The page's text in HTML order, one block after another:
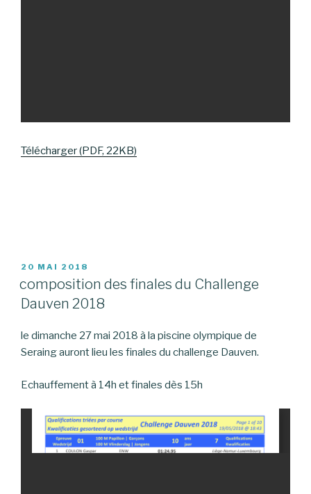
Télécharger (PDF, 22KB)
PUBLIÉ
20 MAI 2018
composition des finales du Challenge
Dauven 2018
le dimanche 27 mai 2018 à la piscine olympique de
Seraing auront lieu les finales du challenge Dauven.
Echauffement à 14h et finales dès 15h